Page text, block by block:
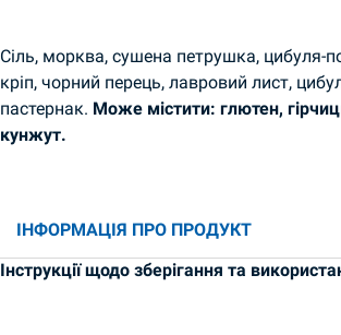
Сіль, морква, сушена петрушка, цибуля-
кріп, чорний перець, лавровий лист,
пастернак. Може містити: глютен,
кунжут.
ІНФОРМАЦІЯ ПРО ПРОДУКТ
Інструкції щодо зберігання та